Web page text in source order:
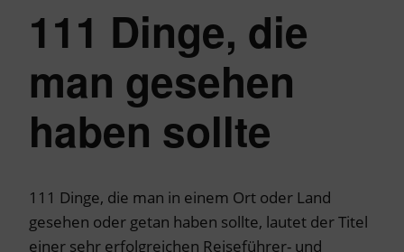
111 Dinge, die
man gesehen
haben sollte
111 Dinge, die man in einem Ort oder Land
gesehen oder getan haben sollte, lautet der Titel
einer sehr erfolgreichen Reiseführer- und